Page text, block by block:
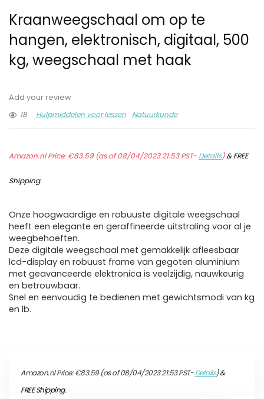
Kraanweegschaal om op te
hangen, elektronisch, digitaal, 500
kg, weegschaal met haak
Add your review
18
Hulpmiddelen voor lessen Natuurkunde
Amazon.nl Price:€83.59(as of 08/04/2023 21:53 PST- Details)&FREE
Shipping.
Onze hoogwaardige en robuuste digitale weegschaal
heeft een elegante en geraffineerde uitstraling voor al je
weegbehoeften.
Deze digitale weegschaal met gemakkelijk afleesbaar
lcd-display en robuust frame van gegoten aluminium
met geavanceerde elektronica is veelzijdig, nauwkeurig
en betrouwbaar.
Snel en eenvoudig te bedienen met gewichtsmodi van kg
en lb.
Amazon.nl Price:€83.59(as of 08/04/2023 21:53 PST-Details)&
FREE Shipping.